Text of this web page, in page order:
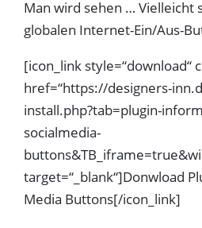
Man wird sehen … Vielleicht
globalen Internet-Ein/Aus-
[icon_link style=“download“
href=“https://designers-
install.php?tab=plugin-
socialmedia-
target=“_blank“]Donwload
Media Buttons[/icon_link]